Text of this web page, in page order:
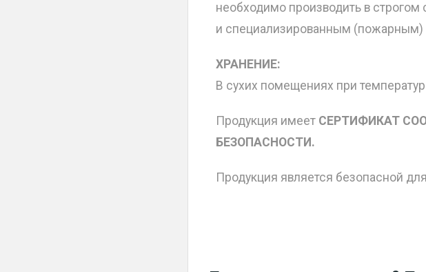
необходимо производить в
и специализированным (пожарным)
ХРАНЕНИЕ:
В сухих помещениях при
Продукция имеет СЕРТИФИКАТ
БЕЗОПАСНОСТИ.
Продукция является безопасной